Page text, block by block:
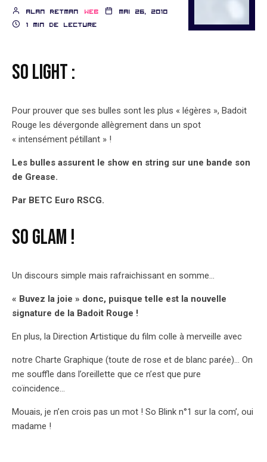
Alan Retman Web
mai 26, 2010
1 min de lecture
SO LIGHT :
Pour prouver que ses bulles sont les plus « légères », Badoit
Rouge les dévergonde allègrement dans un spot
« intensément pétillant » !
Les bulles assurent le show en string sur une bande son
de Grease.
Par BETC Euro RSCG.
SO GLAM !
Un discours simple mais rafraichissant en somme…
« Buvez la joie » donc, puisque telle est la nouvelle
signature de la Badoit Rouge !
En plus, la Direction Artistique du film colle à merveille avec
notre Charte Graphique (toute de rose et de blanc parée)… On
me souffle dans l’oreillette que ce n’est que pure
coïncidence…
Mouais, je n’en crois pas un mot ! So Blink n°1 sur la com’, oui
madame !